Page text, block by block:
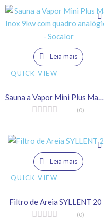
Leia mais
QUICK VIEW
Sauna a Vapor Mini Plus Mar Inox 9kw com quadro analógico – Socalor
(0)
Leia mais
QUICK VIEW
Filtro de Areia SYLLENT 20
(0)